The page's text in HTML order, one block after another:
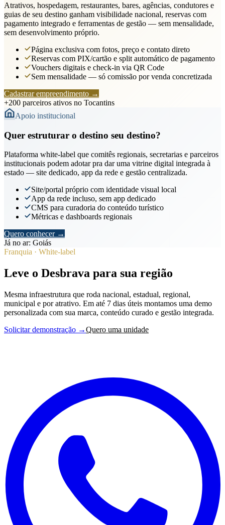
Atrativos, hospedagem, restaurantes, bares, agências, condutores e
guias de seu destino ganham visibilidade nacional, reservas com
pagamento integrado e ferramentas de gestão — sem mensalidade,
sem desenvolvimento próprio.
Página exclusiva com fotos, preço e contato direto
Reservas com PIX/cartão e split automático de pagamento
Vouchers digitais e check-in via QR Code
Sem mensalidade — só comissão por venda concretizada
Cadastrar empreendimento →
+200 parceiros ativos no Tocantins
Apoio institucional
Quer estruturar o destino seu destino?
Plataforma white-label que comitês regionais, secretarias e parceiros
institucionais podem adotar pra dar uma vitrine digital integrada à
estado — site dedicado, app da rede e gestão centralizada.
Site/portal próprio com identidade visual local
App da rede incluso, sem app dedicado
CMS para curadoria do conteúdo turístico
Métricas e dashboards regionais
Quero conhecer→
Já no ar: Goiás
Franquia · White-label
Leve o Desbrava para sua região
Mesma infraestrutura que roda nacional, estadual, regional,
municipal e por atrativo. Em até 7 dias úteis montamos uma demo
personalizada com sua marca, conteúdo curado e gestão integrada.
Solicitar demonstração →Quero uma unidade